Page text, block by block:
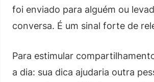
foi enviado para alguém ou
conversa. É um sinal forte de
Para estimular
a dia: sua dica ajudaria outra